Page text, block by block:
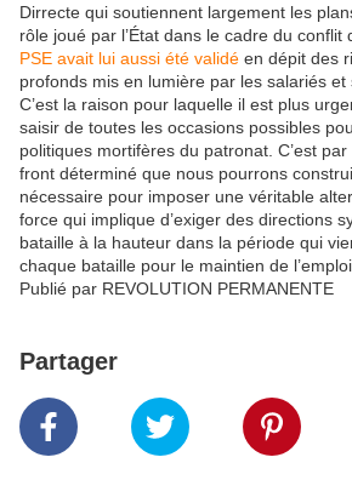
Dirrecte qui soutiennent largement les
rôle joué par l’État dans le cadre du conflit
PSE avait lui aussi été validé en dépit des
profonds mis en lumière par les salariés et
C’est la raison pour laquelle il est plus
saisir de toutes les occasions possibles
politiques mortifères du patronat. C’est par
front déterminé que nous pourrons
nécessaire pour imposer une véritable
force qui implique d’exiger des directions
bataille à la hauteur dans la période qui
chaque bataille pour le maintien de
Publié par REVOLUTION PERMANENTE
Partager